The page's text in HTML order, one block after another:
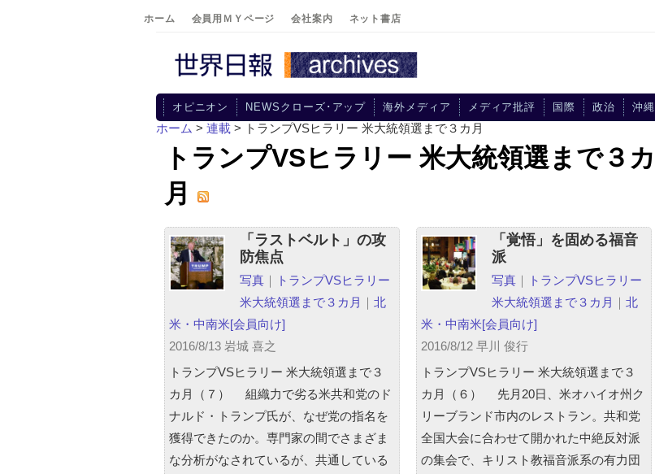
ホーム 会員用ＭＹページ 会社案内 ネット書店
オピニオン NEWSクローズ･アップ 海外メディア メディア批評 国際 政治 沖縄
ホーム > 連載 > トランプVSヒラリー 米大統領選まで３カ月
トランプVSヒラリー 米大統領選まで３カ
月
「ラストベルト」の攻
防焦点
写真 ｜
トランプVSヒラリー
米大統領選まで３カ月 ｜ 北
米・中南米[会員向け]
2016/8/13 岩城 喜之
トランプVSヒラリー 米大統領選まで３
カ月（７） 組織力で劣る米共和党のド
ナルド・トランプ氏が、なぜ党の指名を
獲得できたのか。専門家の間でさまざま
な分析がなされているが、共通している
「覚悟」を固める福音
派
写真 ｜
トランプVSヒラリー
米大統領選まで３カ月 ｜ 北
米・中南米[会員向け]
2016/8/12 早川 俊行
トランプVSヒラリー 米大統領選まで３
カ月（６） 先月20日、米オハイオ州ク
リーブランド市内のレストラン。共和党
全国大会に合わせて開かれた中絶反対派
の集会で、キリスト教福音派系の有力団